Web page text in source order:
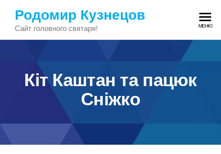
змісту
Родомир Кузнецов
Сайт головного святаря! МЕНЮ
Кіт Каштан та пацюк
Сніжко